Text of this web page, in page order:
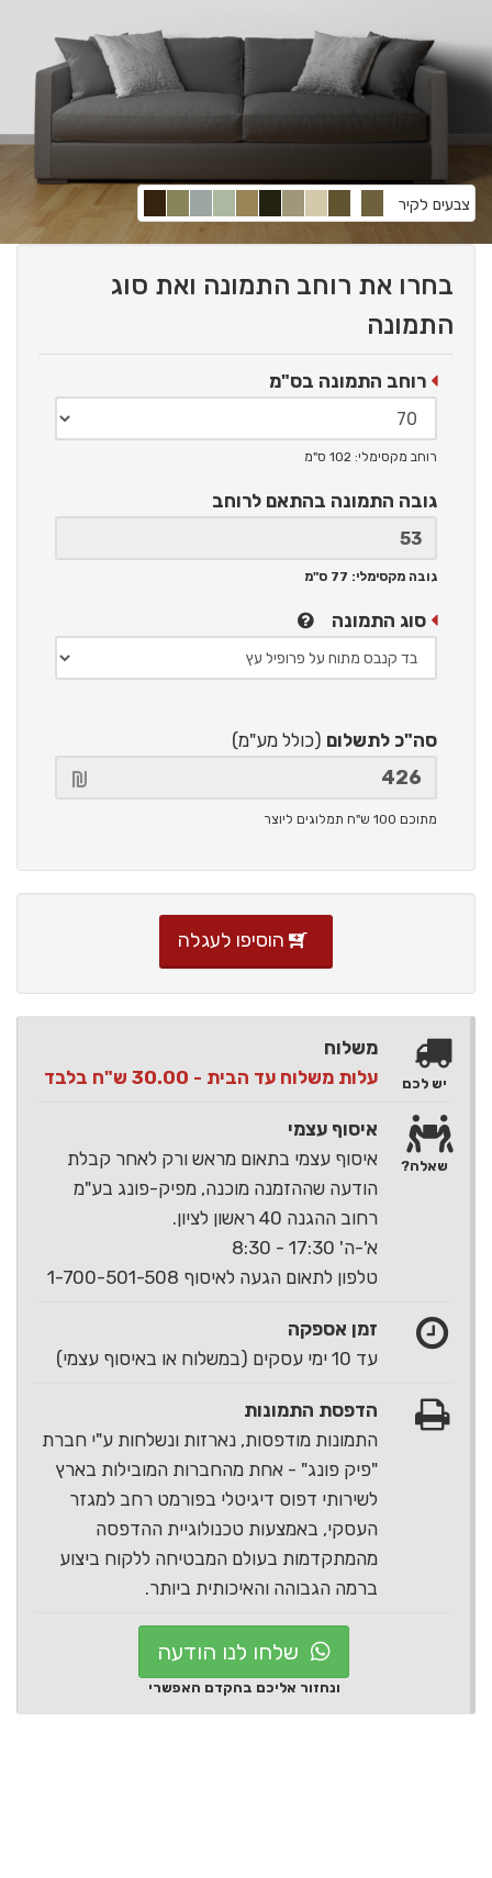
צבעים לקיר
בחרו את רוחב התמונה ואת סוג
התמונה
רוחב התמונה בס"מ
רוחב מקסימלי: 102 ס"מ
גובה התמונה בהתאם לרוחב
גובה מקסימלי: 77 ס"מ
סוג התמונה
סה"כ לתשלום (כולל מע"מ)
מתוכם 100 ש"ח תמלוגים ליוצר
הוסיפו לעגלה
משלוח
עלות משלוח עד הבית - 30.00 ש"ח בלבד
איסוף עצמי
איסוף עצמי בתאום מראש ורק לאחר קבלת
הודעה שההזמנה מוכנה, מפיק-פונג בע"מ
רחוב ההגנה 40 ראשון לציון.
א'-ה' 17:30 - 8:30
טלפון לתאום הגעה לאיסוף 1-700-501-508
זמן אספקה
עד 10 ימי עסקים (במשלוח או באיסוף עצמי)
הדפסת התמונות
התמונות מודפסות, נארזות ונשלחות ע"י חברת
"פיק פונג" - אחת מהחברות המובילות בארץ
לשירותי דפוס דיגיטלי בפורמט רחב למגזר
העסקי, באמצעות טכנולוגיית ההדפסה
מהמתקדמות בעולם המבטיחה ללקוח ביצוע
ברמה הגבוהה והאיכותית ביותר.
יש לכם
שאלה?
שלחו לנו הודעה
ונחזור אליכם בהקדם האפשרי